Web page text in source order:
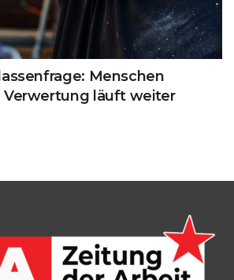
Menschen
Verwertung läuft weiter